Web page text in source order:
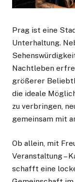
Prag ist eine
Unterhaltung.
Nachtleben
größerer
die ideale
zu verbringen,
gemeinsam mit
Ob allein, mit
Veranstaltung –
schafft eine